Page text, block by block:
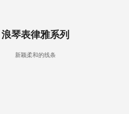
浪琴表律雅系列
新颖柔和的线条